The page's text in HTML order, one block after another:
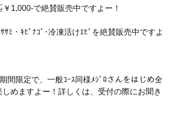
1,000-で絶賛販売中ですよー！
ﾐ・ｷﾋﾞﾅｺﾞ･冷凍活けｴﾋﾞを絶賛販売中ですよ
間限定で、一般ｺｰｽ同様ﾒｼﾞﾛさんをはじめ全
めますよー！詳しくは、受付の際にお聞き